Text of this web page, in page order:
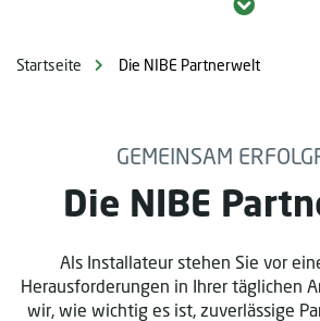
Startseite Die NIBE Partnerwelt
GEMEINSAM
Die NIBE
Als Installateur stehen Sie vor
Herausforderungen in Ihrer täglichen
wir, wie wichtig es ist, zuverlässige